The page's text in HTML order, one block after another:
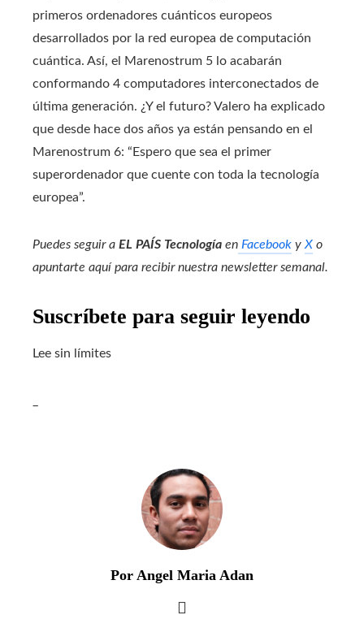
primeros ordenadores cuánticos europeos
desarrollados por la red europea de computación
cuántica. Así, el Marenostrum 5 lo acabarán
conformando 4 computadores interconectados de
última generación. ¿Y el futuro? Valero ha explicado
que desde hace dos años ya están pensando en el
Marenostrum 6: “Espero que sea el primer
superordenador que cuente con toda la tecnología
europea”.
Puedes seguir a EL PAÍS Tecnología en Facebook y X o
apuntarte aquí para recibir nuestra newsletter semanal.
Suscríbete para seguir leyendo
Lee sin límites
Por Angel Maria Adan